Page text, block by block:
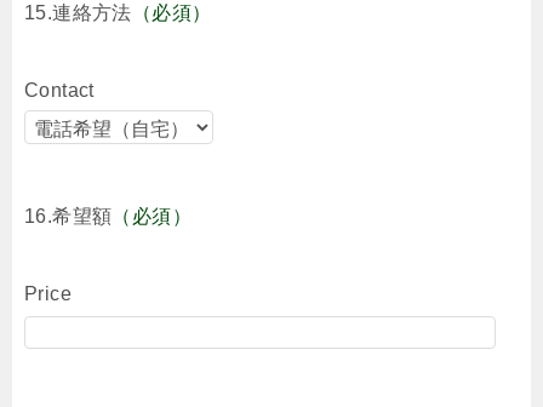
15.連絡方法 （必須）
Contact
16.希望額 （必須）
Price